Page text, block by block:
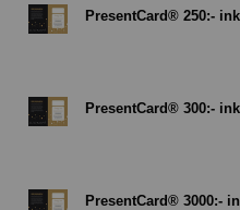
PresentCard® 250:-
PresentCard® 300:-
PresentCard® 3000:-